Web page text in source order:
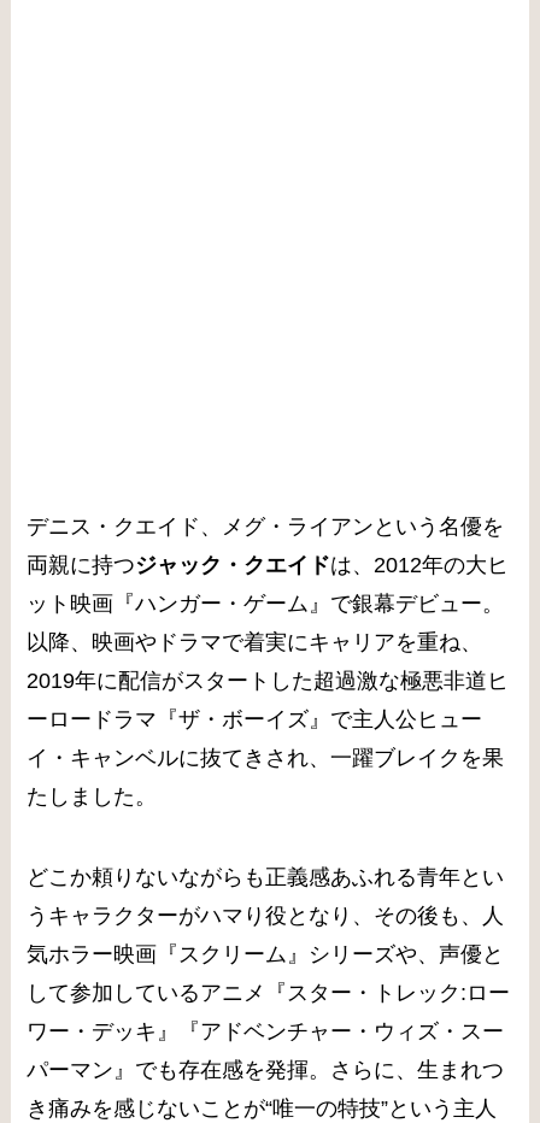
デニス・クエイド、メグ・ライアンという名優を
両親に持つジャック・クエイドは、2012年の大ヒ
ット映画『ハンガー・ゲーム』で銀幕デビュー。
以降、映画やドラマで着実にキャリアを重ね、
2019年に配信がスタートした超過激な極悪非道ヒ
ーロードラマ『ザ・ボーイズ』で主人公ヒュー
イ・キャンベルに抜てきされ、一躍ブレイクを果
たしました。
どこか頼りないながらも正義感あふれる青年とい
うキャラクターがハマり役となり、その後も、人
気ホラー映画『スクリーム』シリーズや、声優と
して参加しているアニメ『スター・トレック:ロー
ワー・デッキ』『アドベンチャー・ウィズ・スー
パーマン』でも存在感を発揮。さらに、生まれつ
き痛みを感じないことが“唯一の特技”という主人